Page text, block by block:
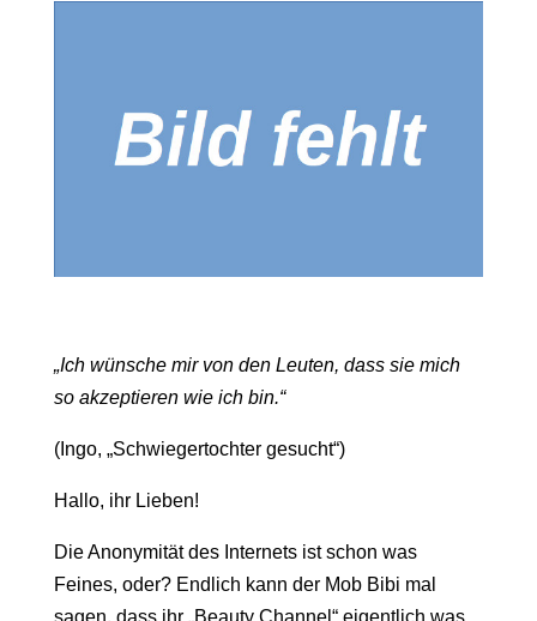
„Ich wünsche mir von den Leuten, dass sie mich
so akzeptieren wie ich bin.“
(Ingo, „Schwiegertochter gesucht“)
Hallo, ihr Lieben!
Die Anonymität des Internets ist schon was
Feines, oder? Endlich kann der Mob Bibi mal